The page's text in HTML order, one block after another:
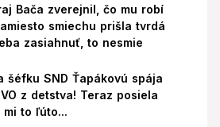
Bača zverejnil, čo mu robí
smiechu prišla tvrdá
zasiahnuť, to nesmie
šéfku SND Ťapákovú spája
z detstva! Teraz posiela
mi to ľúto...